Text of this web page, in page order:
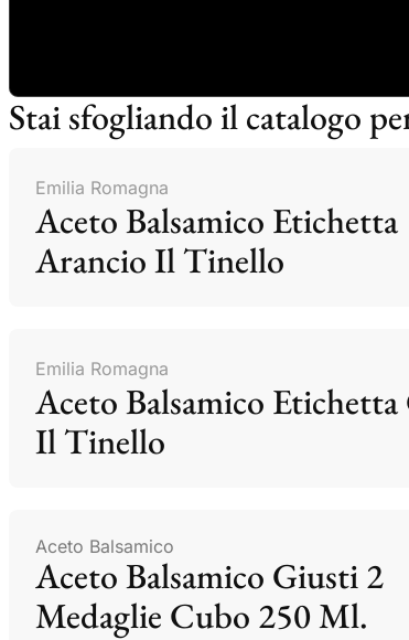
Stai sfogliando il catalogo
Emilia Romagna
Aceto Balsamico Etichetta
Arancio Il Tinello
Emilia Romagna
Aceto Balsamico Etichetta
Il Tinello
Aceto Balsamico
Aceto Balsamico Giusti 2
Medaglie Cubo 250 Ml.